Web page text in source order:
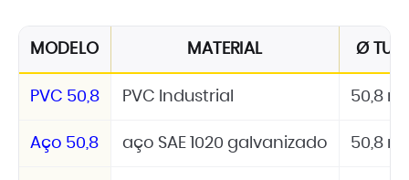
MODELO MATERIAL Ø
PVC 50,8 PVC Industrial 50,8
Aço 50,8 aço SAE 1020 galvanizado 50,8